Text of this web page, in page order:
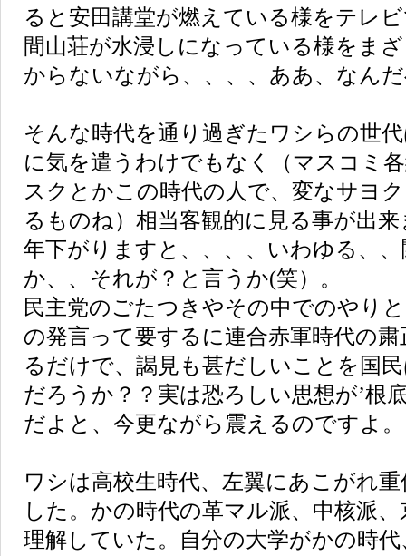
ると安田講堂が燃えている様をテレ
間山荘が水浸しになっている様をま
からないながら、、、、ああ、なん
そんな時代を通り過ぎたワシらの世
に気を遣うわけでもなく（マスコミ
スクとかこの時代の人で、変なサヨ
るものね）相当客観的に見る事が出
年下がりますと、、、、いわゆる、
か、、それが？と言うか(笑）。
民主党のごたつきやその中でのやり
の発言って要するに連合赤軍時代の
るだけで、謁見も甚だしいことを国
だろうか？？実は恐ろしい思想が’根
だよと、今更ながら震えるのですよ
ワシは高校生時代、左翼にあこがれ
した。かの時代の革マル派、中核派
理解していた。自分の大学がかの時